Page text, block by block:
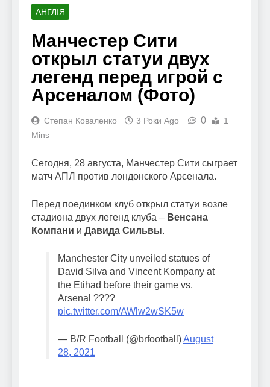
АНГЛІЯ
Манчестер Сити
открыл статуи двух
легенд перед игрой с
Арсеналом (Фото)
Степан Коваленко 3 Роки Ago 0
1
Mins
Сегодня, 28 августа, Манчестер Сити сыграет
матч АПЛ против лондонского Арсенала.
Перед поединком клуб открыл статуи возле
стадиона двух легенд клуба – Венсана
Компани и Давида Сильвы.
Manchester City unveiled statues of
David Silva and Vincent Kompany at
the Etihad before their game vs.
Arsenal ????
pic.twitter.com/AWlw2wSK5w
— B/R Football (@brfootball)August
28, 2021